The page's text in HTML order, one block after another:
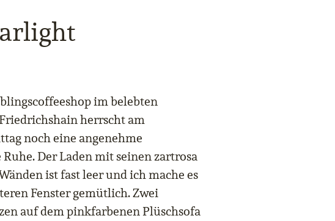
im belebten
herrscht am
noch eine angenehme
Der Laden mit seinen zartrosa
ist fast leer und ich mache es
Fenster gemütlich. Zwei
auf dem pinkfarbenen Plüschsofa